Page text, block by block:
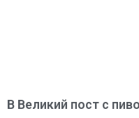
В Великий пост с